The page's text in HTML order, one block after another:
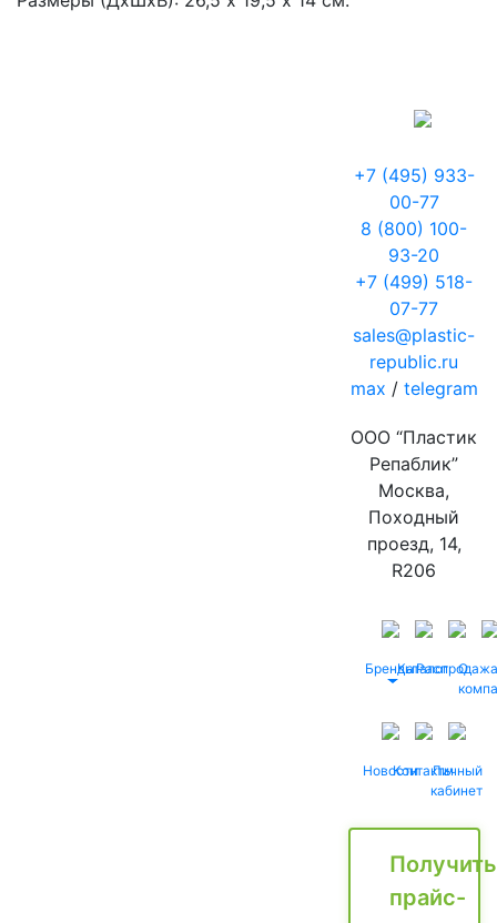
+7 (495) 933-
00-77
8 (800) 100-
93-20
+7 (499) 518-
07-77
sales@plastic-
republic.ru
max / telegram
ООО “Пластик
Репаблик”
Москва,
Походный
проезд, 14,
R206
БрендыКаталог
Распродажа
О
НовостиКонтактыЛичный
кабинет
Получить
прайс-